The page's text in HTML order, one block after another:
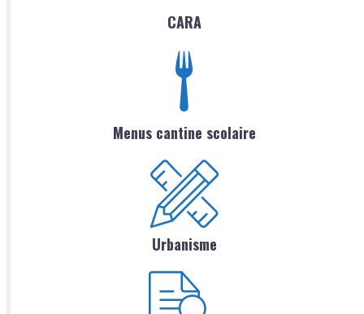
CARA
Menus cantine scolaire
Urbanisme